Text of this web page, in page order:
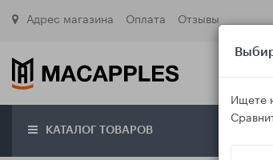
Адрес магазина Оплата Отзывы
КАТАЛОГ ТОВАРОВ
Ищете